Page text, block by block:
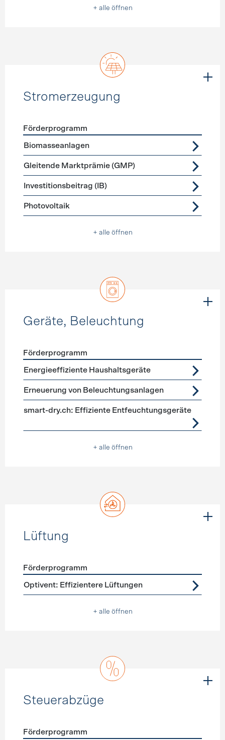
+ alle öffnen
Stromerzeugung
Förderprogramme
Förderprogramm
Biomasseanlagen
Gleitende Marktprämie (GMP)
Investitionsbeitrag (IB)
Photovoltaik
+ alle öffnen
Geräte, Beleuchtung
Förderprogramme Geräte, Beleuchtung
Förderprogramm
Energieeffiziente Haushaltsgeräte
Erneuerung von Beleuchtungsanlagen
smart-dry.ch: Effiziente Entfeuchtungsgeräte
+ alle öffnen
Lüftung
Förderprogramme Lüftung
Förderprogramm
Optivent: Effizientere Lüftungen
+ alle öffnen
Steuerabzüge
Förderprogramm